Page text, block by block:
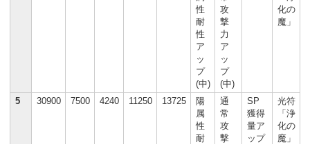
性
耐
性
ア
ッ
プ
(中)
攻
撃
力
ア
ッ
プ
(中)
化の
魔」
5 30900 7500 4240 11250 13725
陽
属
性
耐
通
常
攻
撃
SP
獲得
量ア
ップ
光符
「浄
化の
魔」